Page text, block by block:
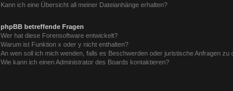
Kann ich eine Übersicht all meiner Dateianhänge erhalten?
phpBB betreffende Fragen
Wer hat diese Forensoftware entwickelt?
Warum ist Funktion x oder y nicht enthalten?
An wen soll ich mich wenden, falls es Beschwerden oder juristische Anfragen zu
Wie kann ich einen Administrator des Boards kontaktieren?